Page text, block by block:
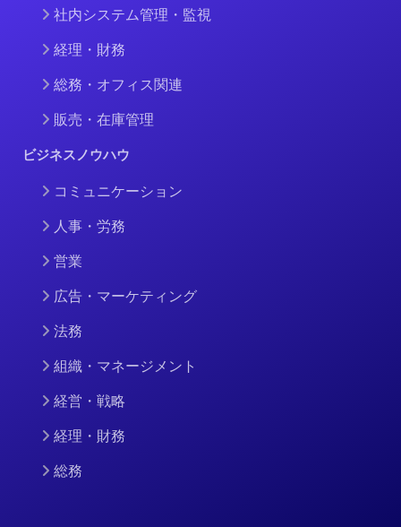
社内システム管理・監視
経理・財務
総務・オフィス関連
販売・在庫管理
ビジネスノウハウ
コミュニケーション
人事・労務
営業
広告・マーケティング
法務
組織・マネージメント
経営・戦略
経理・財務
総務